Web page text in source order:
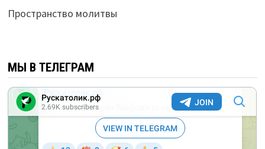
Пространство молитвы
МЫ В ТЕЛЕГРАМ